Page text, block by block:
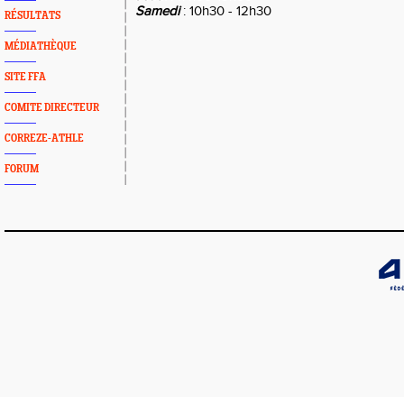
RÉSULTATS
MÉDIATHÈQUE
SITE FFA
COMITE DIRECTEUR
CORREZE-ATHLE
FORUM
Samedi: 10h30 - 12h30